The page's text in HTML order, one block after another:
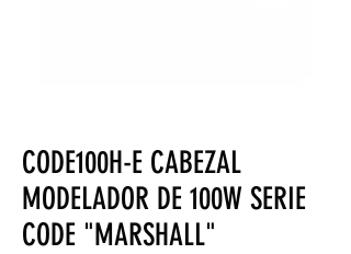
CODE100H-E CABEZAL
MODELADOR DE 100W SERIE
CODE "MARSHALL"